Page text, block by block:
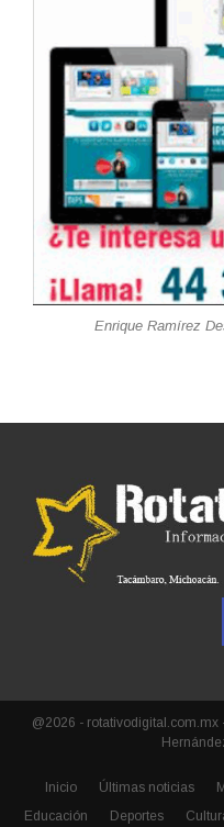
Enrique Ramírez
@2026 -
Inicio Últimas noticias
Educación
Deportes